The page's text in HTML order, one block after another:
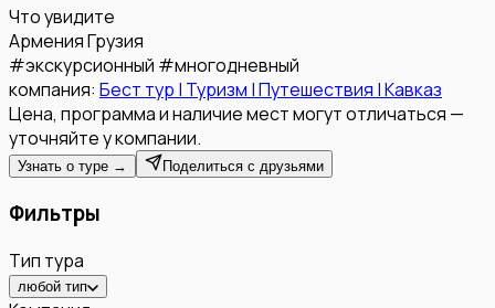
Что увидите
АрменияГрузия
#экскурсионный #многодневный
компания: Бест тур | Туризм | Путешествия | Кавказ
Цена, программа и наличие мест могут отличаться —
уточняйте у компании.
Узнать о туре → Поделиться с друзьями
Фильтры
Тип тура
любой тип